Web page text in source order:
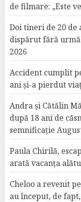
de filmare: „Este
Doi tineri de 20 de
dispărut fără
2026
Accident cumplit
ani și-a pierdut
Andra și Cătălin
după 18 ani de
semnificație
Paula Chirilă,
arată vacanța
Cheloo a revenit
au început, de